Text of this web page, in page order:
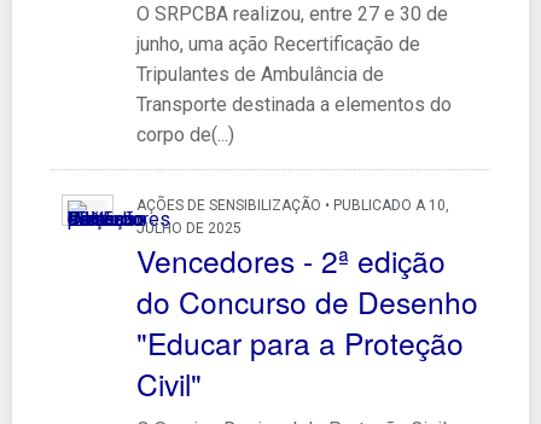
O SRPCBA realizou, entre 27 e 30 de
junho, uma ação Recertificação de
Tripulantes de Ambulância de
Transporte destinada a elementos do
corpo de(...)
AÇÕES DE SENSIBILIZAÇÃO • PUBLICADO A 10,
JULHO DE 2025
Vencedores - 2ª edição
do Concurso de Desenho
"Educar para a Proteção
Civil"